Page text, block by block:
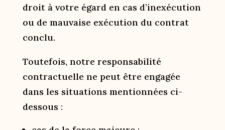
droit à votre égard en cas d’inexécution
ou de mauvaise exécution du contrat
conclu.
Toutefois, notre responsabilité
contractuelle ne peut être engagée
dans les situations mentionnées ci-
dessous :